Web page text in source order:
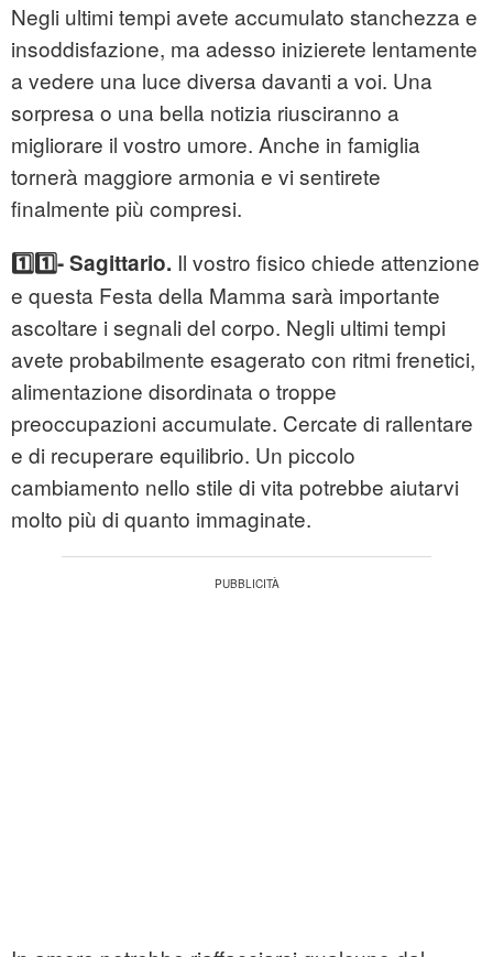
Negli ultimi tempi avete accumulato stanchezza e
insoddisfazione, ma adesso inizierete lentamente
a vedere una luce diversa davanti a voi. Una
sorpresa o una bella notizia riusciranno a
migliorare il vostro umore. Anche in famiglia
tornerà maggiore armonia e vi sentirete
finalmente più compresi.
1️⃣1️⃣- Sagittario. Il vostro fisico chiede attenzione
e questa Festa della Mamma sarà importante
ascoltare i segnali del corpo. Negli ultimi tempi
avete probabilmente esagerato con ritmi frenetici,
alimentazione disordinata o troppe
preoccupazioni accumulate. Cercate di rallentare
e di recuperare equilibrio. Un piccolo
cambiamento nello stile di vita potrebbe aiutarvi
molto più di quanto immaginate.